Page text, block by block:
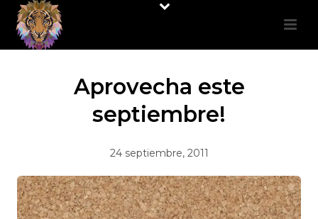
Aprovecha este
septiembre!
24 septiembre, 2011